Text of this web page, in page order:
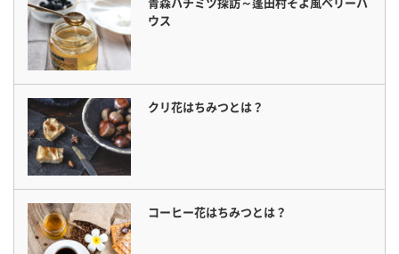
ウス
クリ花はちみつとは？
コーヒー花はちみつとは？